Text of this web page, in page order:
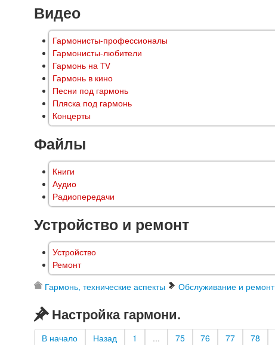
Видео
Гармонисты-профессионалы
Гармонисты-любители
Гармонь на TV
Гармонь в кино
Песни под гармонь
Пляска под гармонь
Концерты
Файлы
Книги
Аудио
Радиопередачи
Устройство и ремонт
Устройство
Ремонт
Гармонь, технические аспекты Обслуживание и ремонт
Настройка гармони.
В начало Назад 1 ... 75 76 77 78